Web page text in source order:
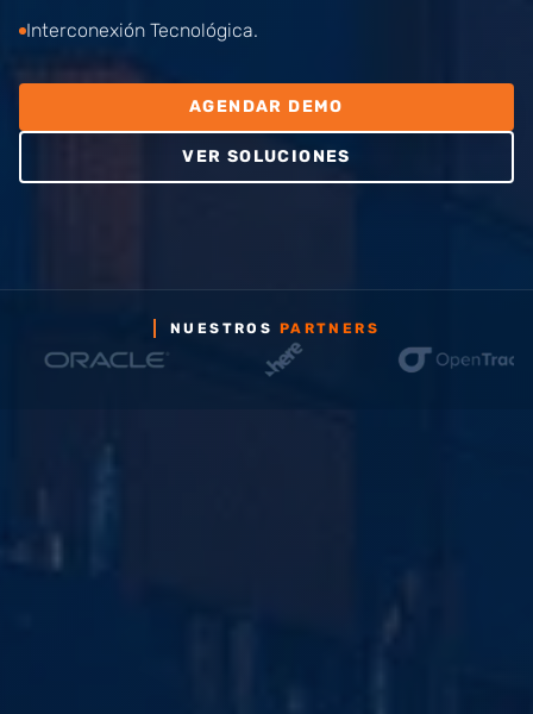
Interconexión Tecnológica.
AGENDAR DEMO
VER SOLUCIONES
NUESTROS PARTNERS